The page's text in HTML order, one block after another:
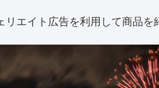
エイト広告を利用して商品を